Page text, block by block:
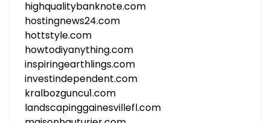
highqualitybanknote.com
hostingnews24.com
hottstyle.com
howtodiyanything.com
inspiringearthlings.com
investindependent.com
kralbozguncu1.com
landscapinggainesvillefl.com